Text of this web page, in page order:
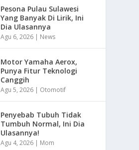
Pesona Pulau Sulawesi
Yang Banyak Di Lirik, Ini
Dia Ulasannya
Agu 6, 2026 | News
Motor Yamaha Aerox,
Punya Fitur Teknologi
Canggih
Agu 5, 2026 | Otomotif
Penyebab Tubuh Tidak
Tumbuh Normal, Ini Dia
Ulasannya!
Agu 4, 2026 | Mom